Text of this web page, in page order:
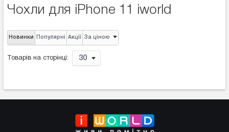
Чохли для iPhone 11 iworld
Новинки Популярні Акції За ціною
Товарів на сторінці: 30